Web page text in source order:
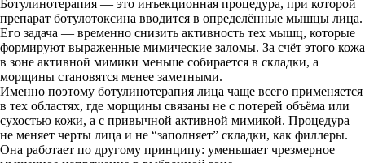
Ботулинотерапия — это инъекционная процедура, при которой
препарат ботулотоксина вводится в определённые мышцы лица.
Его задача — временно снизить активность тех мышц, которые
формируют выраженные мимические заломы. За счёт этого кожа
в зоне активной мимики меньше собирается в складки, а
морщины становятся менее заметными.
Именно поэтому ботулинотерапия лица чаще всего применяется
в тех областях, где морщины связаны не с потерей объёма или
сухостью кожи, а с привычной активной мимикой. Процедура
не меняет черты лица и не “заполняет” складки, как филлеры.
Она работает по другому принципу: уменьшает чрезмерное